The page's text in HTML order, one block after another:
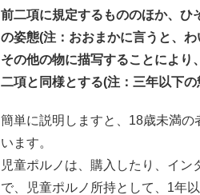
前二項に規定するもののほか、ひ
の姿態(注：おおまかに言うと、
その他の物に描写することにより
二項と同様とする(注：三年以下
簡単に説明しますと、18歳未満の
います。
児童ポルノは、購入したり、イ
で、児童ポルノ所持として、1年